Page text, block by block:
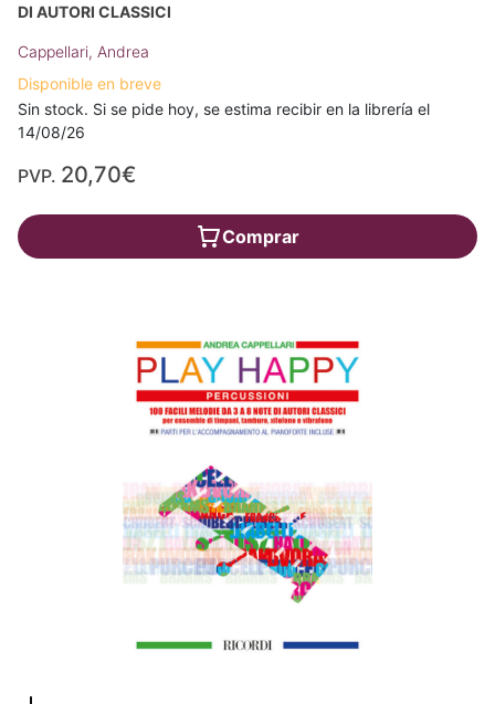
DI AUTORI CLASSICI
Cappellari, Andrea
Disponible en breve
Sin stock. Si se pide hoy, se estima recibir en la librería el
14/08/26
PVP. 20,70€
Comprar